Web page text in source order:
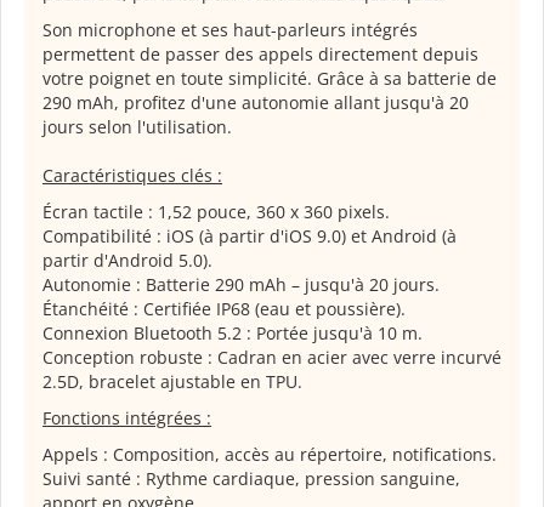
Son microphone et ses haut-parleurs intégrés
permettent de passer des appels directement depuis
votre poignet en toute simplicité. Grâce à sa batterie de
290 mAh, profitez d'une autonomie allant jusqu'à 20
jours selon l'utilisation.
Caractéristiques clés :
Écran tactile : 1,52 pouce, 360 x 360 pixels.
Compatibilité : iOS (à partir d'iOS 9.0) et Android (à
partir d'Android 5.0).
Autonomie : Batterie 290 mAh – jusqu'à 20 jours.
Étanchéité : Certifiée IP68 (eau et poussière).
Connexion Bluetooth 5.2 : Portée jusqu'à 10 m.
Conception robuste : Cadran en acier avec verre incurvé
2.5D, bracelet ajustable en TPU.
Fonctions intégrées :
Appels : Composition, accès au répertoire, notifications.
Suivi santé : Rythme cardiaque, pression sanguine,